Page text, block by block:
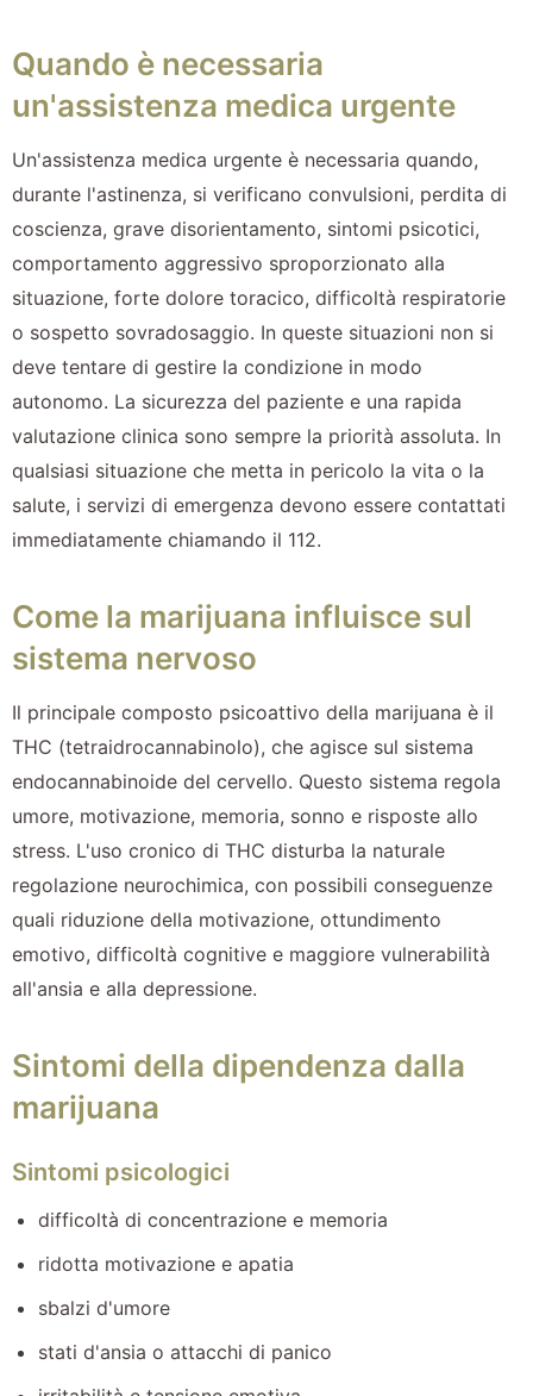
Quando è necessaria
un'assistenza medica urgente
Un'assistenza medica urgente è necessaria quando,
durante l'astinenza, si verificano convulsioni, perdita di
coscienza, grave disorientamento, sintomi psicotici,
comportamento aggressivo sproporzionato alla
situazione, forte dolore toracico, difficoltà respiratorie
o sospetto sovradosaggio. In queste situazioni non si
deve tentare di gestire la condizione in modo
autonomo. La sicurezza del paziente e una rapida
valutazione clinica sono sempre la priorità assoluta. In
qualsiasi situazione che metta in pericolo la vita o la
salute, i servizi di emergenza devono essere contattati
immediatamente chiamando il 112.
Come la marijuana influisce sul
sistema nervoso
Il principale composto psicoattivo della marijuana è il
THC (tetraidrocannabinolo), che agisce sul sistema
endocannabinoide del cervello. Questo sistema regola
umore, motivazione, memoria, sonno e risposte allo
stress. L'uso cronico di THC disturba la naturale
regolazione neurochimica, con possibili conseguenze
quali riduzione della motivazione, ottundimento
emotivo, difficoltà cognitive e maggiore vulnerabilità
all'ansia e alla depressione.
Sintomi della dipendenza dalla
marijuana
Sintomi psicologici
difficoltà di concentrazione e memoria
ridotta motivazione e apatia
sbalzi d'umore
stati d'ansia o attacchi di panico